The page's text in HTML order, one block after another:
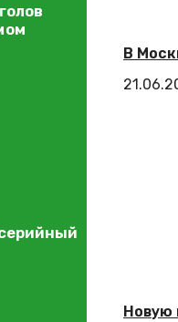
В
Новую